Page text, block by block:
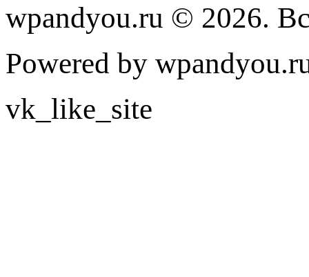
wpandyou.ru © 2026.
Powered by
vk_like_site